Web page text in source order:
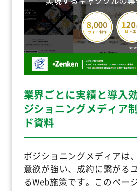
業界ごとに実績と導入
ジショニングメディア
ド資料
ポジショニングメディアは
意欲が強い、成約に繋がる
るWeb施策です。このペー